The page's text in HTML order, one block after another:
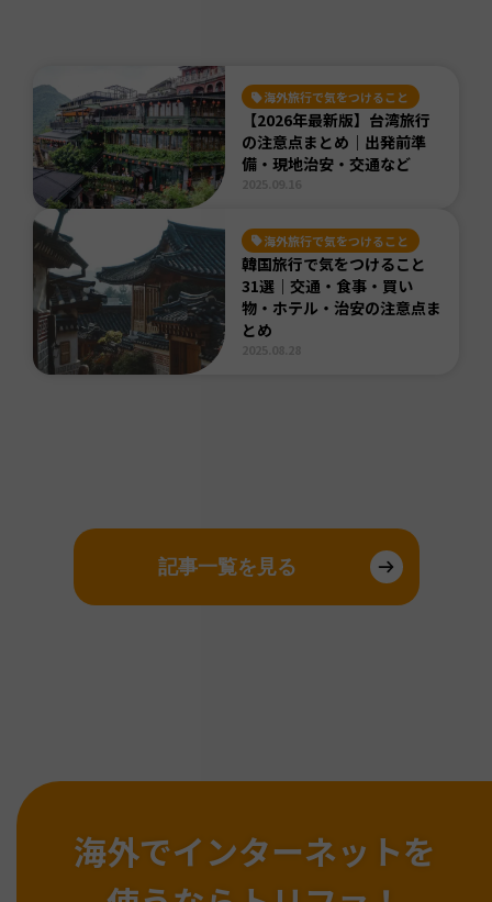
海外旅行で気をつけること
【2026年最新版】台湾旅行
の注意点まとめ｜出発前準
備・現地治安・交通など
海外旅行で気をつけること
韓国旅行で気をつけること
31選｜交通・食事・買い
物・ホテル・治安の注意点ま
とめ
記事一覧を見る
海外でインターネットを